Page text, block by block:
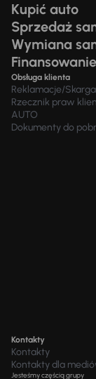
Kupić auto
Sprzedaż
Wymiana
Finansowanie
Obsługa klienta
Reklamacje/Skarga
Rzecznik praw
AUTO
Dokumenty do
Kontakty
Kontakty
Kontakty dla
Jesteśmy częścią grupy